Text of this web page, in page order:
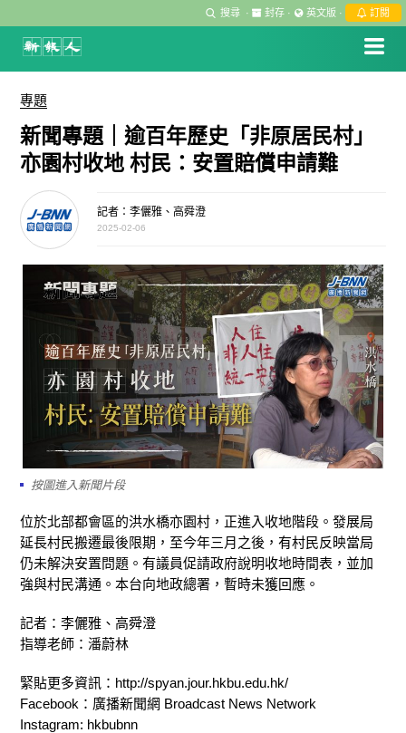
搜尋 · 封存 · 英文版 · 訂閱
專題
新聞專題｜逾百年歷史「非原居民村」
亦園村收地 村民：安置賠償申請難
記者：李儷雅、高舜澄
2025-02-06
按圖進入新聞片段
位於北部都會區的洪水橋亦園村，正進入收地階段。發展局
延長村民搬遷最後限期，至今年三月之後，有村民反映當局
仍未解決安置問題。有議員促請政府說明收地時間表，並加
強與村民溝通。本台向地政總署，暫時未獲回應。
記者：李儷雅、高舜澄
指導老師：潘蔚林
緊貼更多資訊：http://spyan.jour.hkbu.edu.hk/
Facebook：廣播新聞網 Broadcast News Network
Instagram: hkbubnn